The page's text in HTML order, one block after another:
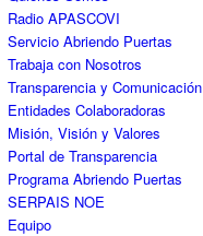
Radio APASCOVI
Servicio Abriendo Puertas
Trabaja con Nosotros
Transparencia y Comunicación
Entidades Colaboradoras
Misión, Visión y Valores
Portal de Transparencia
Programa Abriendo Puertas
SERPAIS NOE
Equipo